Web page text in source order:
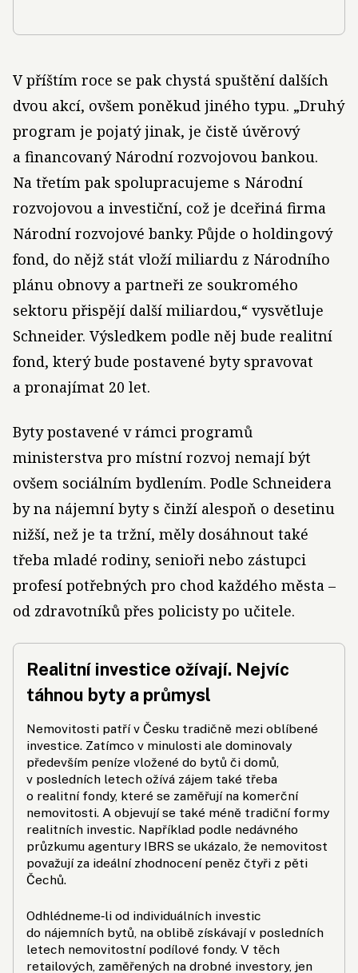
V příštím roce se pak chystá spuštění dalších
dvou akcí, ovšem poněkud jiného typu. „Druhý
program je pojatý jinak, je čistě úvěrový
a financovaný Národní rozvojovou bankou.
Na třetím pak spolupracujeme s Národní
rozvojovou a investiční, což je dceřiná firma
Národní rozvojové banky. Půjde o holdingový
fond, do nějž stát vloží miliardu z Národního
plánu obnovy a partneři ze soukromého
sektoru přispějí další miliardou,“ vysvětluje
Schnei­der. Výsledkem podle něj bude realitní
fond, který bude postavené byty spravovat
a pronajímat 20 let.
Byty postavené v rámci programů
ministerstva pro místní rozvoj nemají být
ovšem sociálním bydlením. Podle Schneidera
by na nájemní byty s činží alespoň o desetinu
nižší, než je ta tržní, měly dosáhnout také
třeba mladé rodiny, senioři nebo zástupci
profesí potřebných pro chod každého města –
od zdravotníků přes policisty po učitele.
Realitní investice ožívají. Nejvíc
táhnou byty a průmysl
Nemovitosti patří v Česku tradičně mezi oblíbené
investice. Zatímco v minulosti ale dominovaly
především peníze vložené do bytů či domů,
v posledních letech ožívá zájem také třeba
o realitní fondy, které se zaměřují na komerční
nemovitosti. A objevují se také méně tradiční formy
realitních investic. Například podle nedávného
průzkumu agentury IBRS se ukázalo, že nemovitost
považují za ideální zhodnocení peněz čtyři z pěti
Čechů.
Odhlédneme‑li od individuálních investic
do nájemních bytů, na oblibě získávají v posledních
letech nemovitostní podílové fondy. V těch
retailových, zaměřených na drobné investory, jen